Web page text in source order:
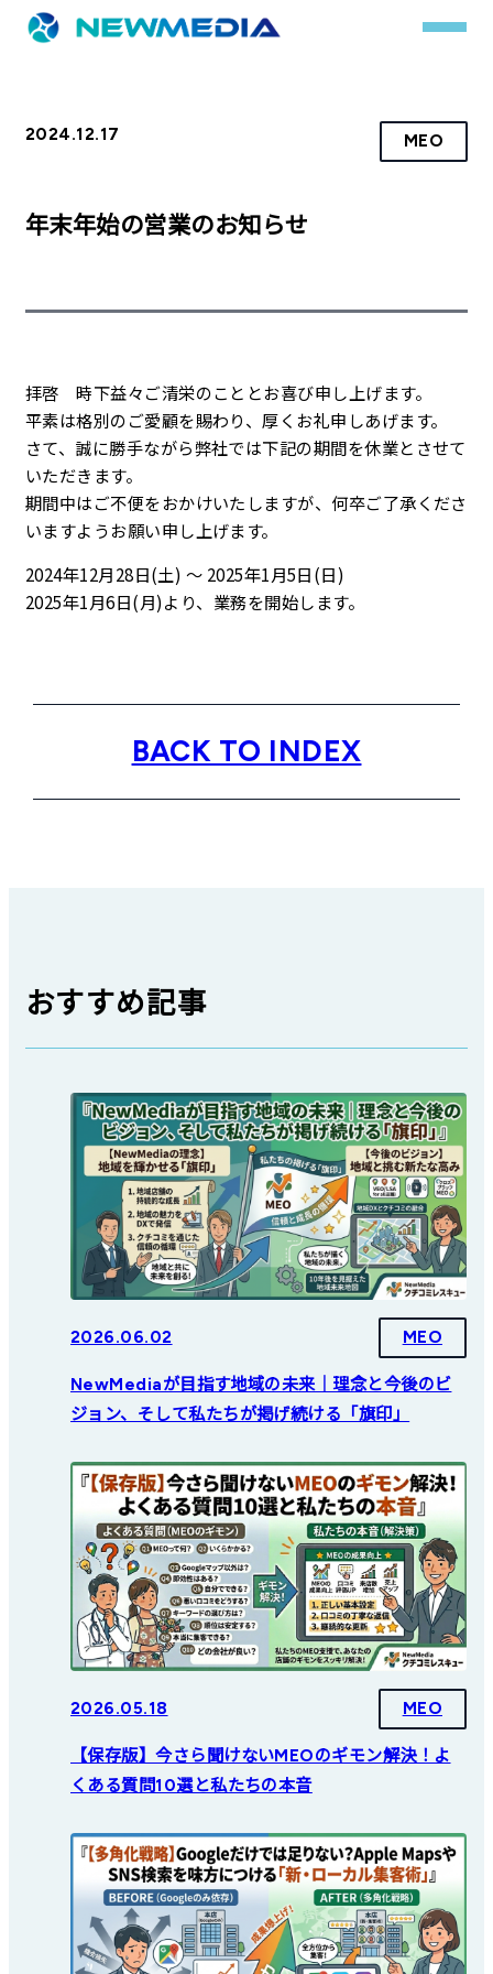
事業内容
サービス一覧
実績
お客様の声
会社概要
企業理念
最新情報
広報
お問い合わせ
2024.12.17 MEO
年末年始の営業のお知らせ
拝啓 時下益々ご清栄のこととお喜び申し上げます。
平素は格別のご愛顧を賜わり、厚くお礼申しあげます。
さて、誠に勝手ながら弊社では下記の期間を休業とさせて
いただきます。
期間中はご不便をおかけいたしますが、何卒ご了承くださ
いますようお願い申し上げます。
2024年12月28日(土) ～ 2025年1月5日(日)
2025年1月6日(月)より、業務を開始します。
BACK TO INDEX
おすすめ記事
2026.06.02 MEO
NewMediaが目指す地域の未来｜理念と今後のビ
ジョン、そして私たちが掲げ続ける「旗印」
2026.05.18 MEO
【保存版】今さら聞けないMEOのギモン解決！よ
くある質問10選と私たちの本音